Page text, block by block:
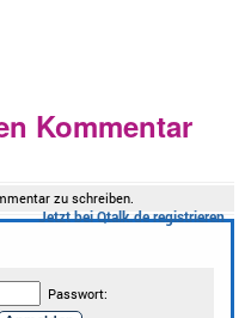
Kommentar